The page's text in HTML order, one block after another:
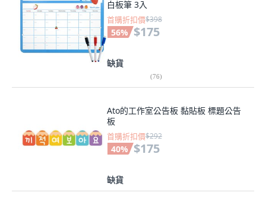
白板筆 3入
首購折扣價$398
56% $175
缺貨
(76)
Ato的工作室公告板 黏貼板 標題公告
板
首購折扣價$292
40% $175
缺貨